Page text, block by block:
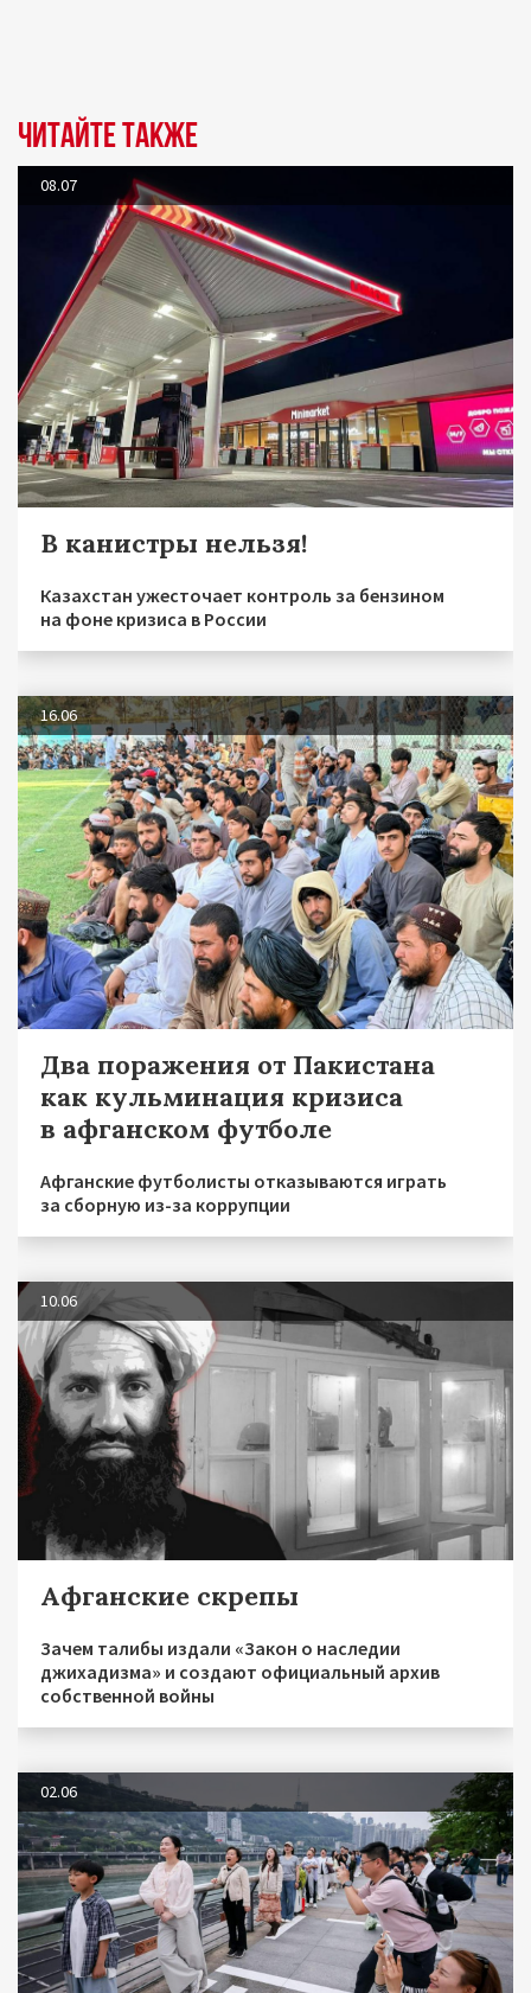
Читайте также
08.07
В канистры нельзя!
Казахстан ужесточает контроль за бензином
на фоне кризиса в России
16.06
Два поражения от Пакистана
как кульминация кризиса
в афганском футболе
Афганские футболисты отказываются играть
за сборную из-за коррупции
10.06
Афганские скрепы
Зачем талибы издали «Закон о наследии
джихадизма» и создают официальный архив
собственной войны
02.06